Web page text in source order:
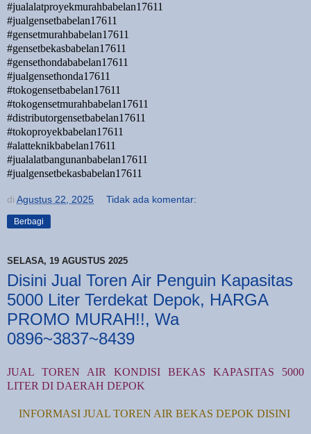
#jualalatproyekmurahbabelan17611
#jualgensetbabelan17611
#gensetmurahbabelan17611
#gensetbekasbabelan17611
#gensethondababelan17611
#jualgensethonda17611
#tokogensetbabelan17611
#tokogensetmurahbabelan17611
#distributorgensetbabelan17611
#tokoproyekbabelan17611
#alatteknikbabelan17611
#jualalatbangunanbabelan17611
#jualgensetbekasbabelan17611
di Agustus 22, 2025 Tidak ada komentar:
Berbagi
SELASA, 19 AGUSTUS 2025
Disini Jual Toren Air Penguin Kapasitas
5000 Liter Terdekat Depok, HARGA
PROMO MURAH!!, Wa
0896~3837~8439
JUAL TOREN AIR KONDISI BEKAS KAPASITAS 5000
LITER DI DAERAH DEPOK
INFORMASI JUAL TOREN AIR BEKAS DEPOK DISINI